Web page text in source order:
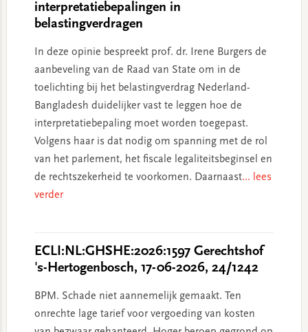
interpretatiebepalingen in
belastingverdragen
In deze opinie bespreekt prof. dr. Irene Burgers de
aanbeveling van de Raad van State om in de
toelichting bij het belastingverdrag Nederland-
Bangladesh duidelijker vast te leggen hoe de
interpretatiebepaling moet worden toegepast.
Volgens haar is dat nodig om spanning met de rol
van het parlement, het fiscale legaliteitsbeginsel en
de rechtszekerheid te voorkomen. Daarnaast... lees
verder
ECLI:NL:GHSHE:2026:1597 Gerechtshof
's-Hertogenbosch, 17-06-2026, 24/1242
BPM. Schade niet aannemelijk gemaakt. Ten
onrechte lage tarief voor vergoeding van kosten